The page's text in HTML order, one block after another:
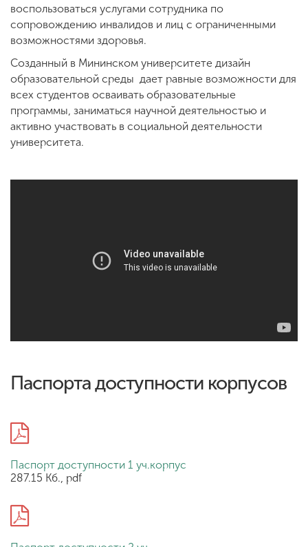
Другие виды
деятельности
Студенческая жизнь
Сведения об
воспользоваться услугами сотрудника по
сопровождению инвалидов и лиц с ограниченными
возможностями здоровья.
Созданный в Мининском университете дизайн
образовательной среды дает равные возможности для
всех студентов осваивать образовательные
программы, заниматься научной деятельностью и
активно участвовать в социальной деятельности
университета.
Паспорта доступности корпусов
Паспорт доступности 1 уч.корпус
287.15 Кб., pdf